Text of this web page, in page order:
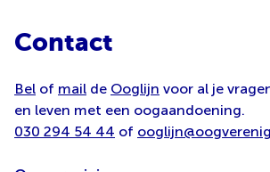
Contact
Bel of mail de Ooglijn voor al je
en leven met een oogaandoening.
030 294 54 44 of